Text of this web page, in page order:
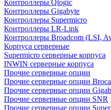
Контроллеры Qlogic
Контроллеры Gigabyte
Контроллеры Supermicro
Контроллеры LR-Link
Контроллеры Broadcom (LSI,
Корпуса серверные
Supermicro серверные корпуса
INWIN серверные корпуса
Прочие серверные опции
Прочие серверные опции
Прочие серверные опции
Прочие серверные опции SNR
Прочие серверные опции